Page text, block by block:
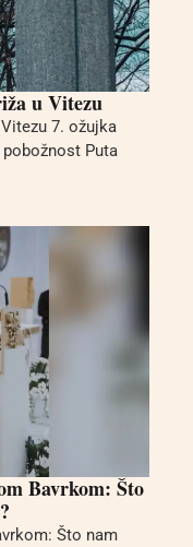
u Vitezu
7. ožujka
Puta
Bavrkom: Što
Što nam